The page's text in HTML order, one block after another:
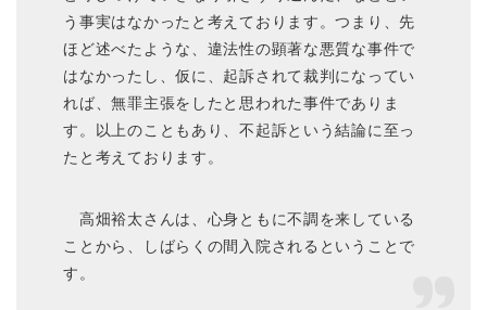
う事実はなかったと考えております。つまり、先
ほど述べたような、違法性の顕著な悪質な事件で
はなかったし、仮に、起訴されて裁判になってい
れば、無罪主張をしたと思われた事件でありま
す。以上のこともあり、不起訴という結論に至っ
たと考えております。
高畑裕太さんは、心身ともに不調を来している
ことから、しばらくの間入院されるということで
す。